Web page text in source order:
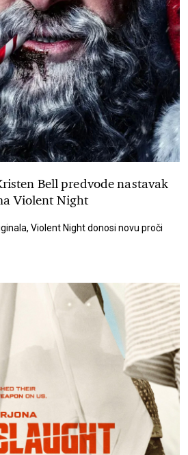
Bell predvode nastavak
Violent Night
Violent Night donosi novu proči